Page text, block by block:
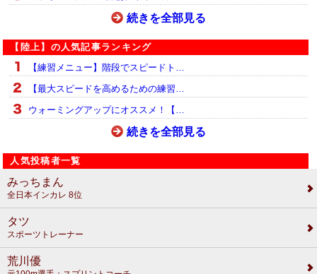
続きを全部見る
【陸上】の人気記事ランキング
【練習メニュー】階段でスピードト…
【最大スピードを高めるための練習…
ウォーミングアップにオススメ！【…
続きを全部見る
人気投稿者一覧
みっちまん
全日本インカレ 8位
タツ
スポーツトレーナー
荒川優